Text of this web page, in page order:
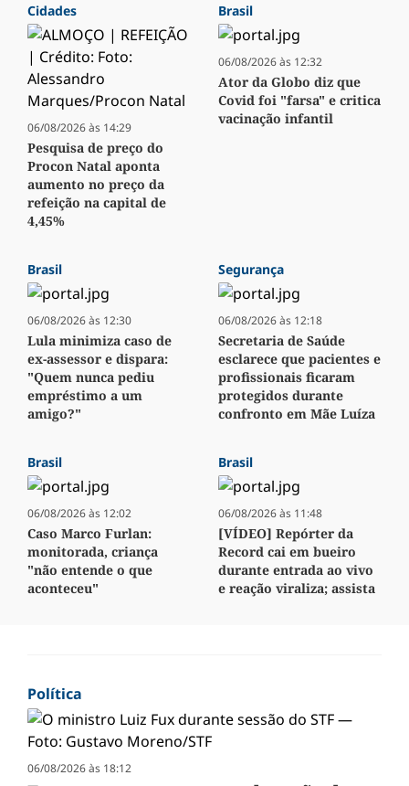
Cidades
06/08/2026 às 14:29
Pesquisa de preço do
Procon Natal aponta
aumento no preço da
refeição na capital de
4,45%
Brasil
06/08/2026 às 12:32
Ator da Globo diz que
Covid foi "farsa" e critica
vacinação infantil
Brasil
06/08/2026 às 12:30
Lula minimiza caso de
ex-assessor e dispara:
"Quem nunca pediu
empréstimo a um
amigo?"
Segurança
06/08/2026 às 12:18
Secretaria de Saúde
esclarece que pacientes e
profissionais ficaram
protegidos durante
confronto em Mãe Luíza
Brasil
06/08/2026 às 12:02
Caso Marco Furlan:
monitorada, criança
"não entende o que
aconteceu"
Brasil
06/08/2026 às 11:48
[VÍDEO] Repórter da
Record cai em bueiro
durante entrada ao vivo
e reação viraliza; assista
Política
06/08/2026 às 18:12